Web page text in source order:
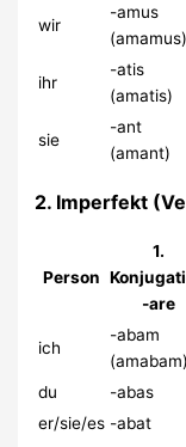
wir
-amus
(amamus)
ihr
-atis
(amatis)
sie
-ant
(amant)
2. Imperfekt
Person
1.
-are
ich
-abam
(amabam)
du
-abas
er/sie/es -abat